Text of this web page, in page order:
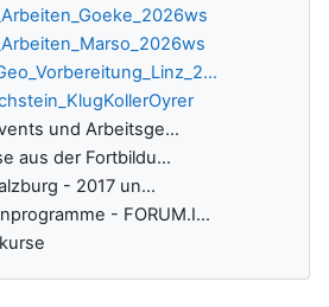
und Arbeitsge...
aus der Fortbildu...
- 2017 un...
- FORUM.I...